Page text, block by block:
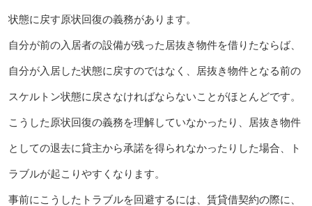
状態に戻す原状回復の義務があります。
自分が前の入居者の設備が残った居抜き物件を借りたならば、
自分が入居した状態に戻すのではなく、居抜き物件となる前の
スケルトン状態に戻さなければならないことがほとんどです。
こうした原状回復の義務を理解していなかったり、居抜き物件
としての退去に貸主から承諾を得られなかったりした場合、ト
ラブルが起こりやすくなります。
事前にこうしたトラブルを回避するには、賃貸借契約の際に、